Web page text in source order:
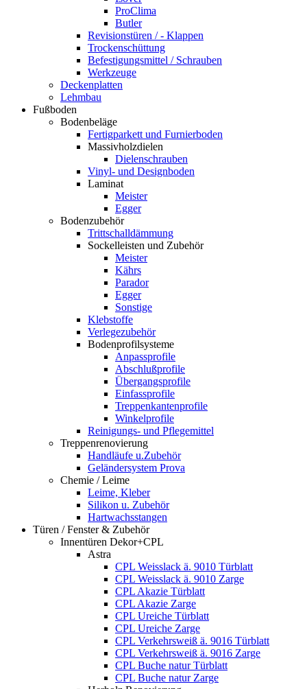
ProClima
Butler
Revisionstüren / - Klappen
Trockenschüttung
Befestigungsmittel / Schrauben
Werkzeuge
Deckenplatten
Lehmbau
Fußboden
Bodenbeläge
Fertigparkett und Furnierboden
Massivholzdielen
Dielenschrauben
Vinyl- und Designboden
Laminat
Meister
Egger
Bodenzubehör
Trittschalldämmung
Sockelleisten und Zubehör
Meister
Kährs
Parador
Egger
Sonstige
Klebstoffe
Verlegezubehör
Bodenprofilsysteme
Anpassprofile
Abschlußprofile
Übergangsprofile
Einfassprofile
Treppenkantenprofile
Winkelprofile
Reinigungs- und Pflegemittel
Treppenrenovierung
Handläufe u.Zubehör
Geländersystem Prova
Chemie / Leime
Leime, Kleber
Silikon u. Zubehör
Hartwachsstangen
Türen / Fenster & Zubehör
Innentüren Dekor+CPL
Astra
CPL Weisslack ä. 9010 Türblatt
CPL Weisslack ä. 9010 Zarge
CPL Akazie Türblatt
CPL Akazie Zarge
CPL Ureiche Türblatt
CPL Ureiche Zarge
CPL Verkehrsweiß ä. 9016 Türblatt
CPL Verkehrsweiß ä. 9016 Zarge
CPL Buche natur Türblatt
CPL Buche natur Zarge